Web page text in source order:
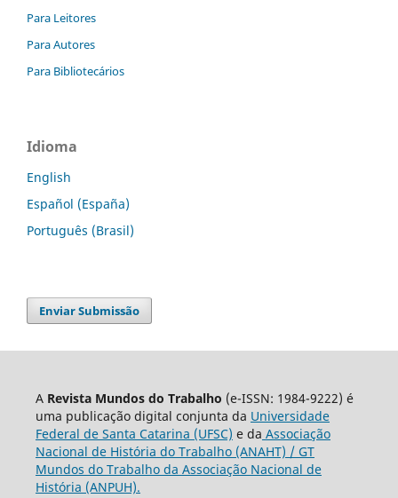
Para Leitores
Para Autores
Para Bibliotecários
Idioma
English
Español (España)
Português (Brasil)
Enviar Submissão
A Revista Mundos do Trabalho (e-ISSN: 1984-9222) é
uma publicação digital conjunta da Universidade
Federal de Santa Catarina (UFSC) e da Associação
Nacional de História do Trabalho (ANAHT) / GT
Mundos do Trabalho da Associação Nacional de
História (ANPUH).